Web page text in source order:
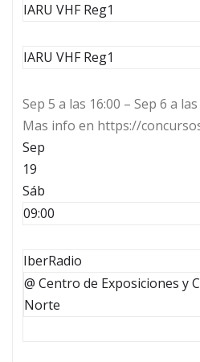
IARU VHF Reg1
IARU VHF Reg1
Sep 5 a las 16:00 – Sep 6 a
Mas info en https://
Sep
19
Sáb
09:00
IberRadio
@ Centro de Exposiciones y
Norte